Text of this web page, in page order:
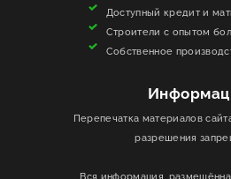
Доступный кредит и
Строители с опытом
Собственное
Перепечатка материалов
разрешения
Вся информация,